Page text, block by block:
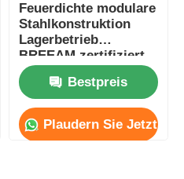
Feuerdichte modulare
Stahlkonstruktion
Lagerbetrieb
BREEAM zertifiziert
Bestpreis
Plaudern Sie Jetzt